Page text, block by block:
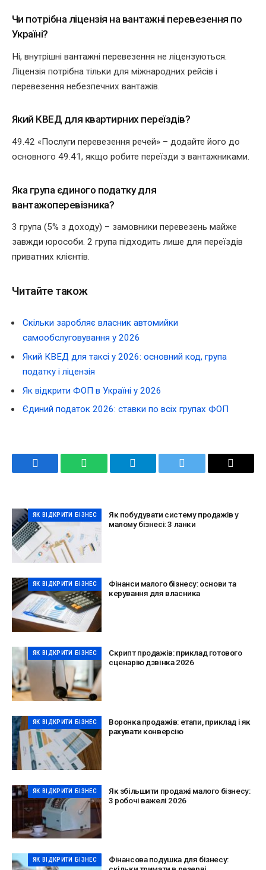
Чи потрібна ліцензія на вантажні перевезення по
Україні?
Ні, внутрішні вантажні перевезення не ліцензуються.
Ліцензія потрібна тільки для міжнародних рейсів і
перевезення небезпечних вантажів.
Який КВЕД для квартирних переїздів?
49.42 «Послуги перевезення речей» – додайте його до
основного 49.41, якщо робите переїзди з вантажниками.
Яка група єдиного податку для
вантажоперевізника?
3 група (5% з доходу) – замовники перевезень майже
завжди юрособи. 2 група підходить лише для переїздів
приватних клієнтів.
Читайте також
Скільки заробляє власник автомийки
самообслуговування у 2026
Який КВЕД для таксі у 2026: основний код, група
податку і ліцензія
Як відкрити ФОП в Україні у 2026
Єдиний податок 2026: ставки по всіх групах ФОП
Facebook WhatsApp Telegram Twitter Email
ЯК ВІДКРИТИ БІЗНЕС
Як побудувати систему продажів у
малому бізнесі: 3 ланки
ЯК ВІДКРИТИ БІЗНЕС
Фінанси малого бізнесу: основи та
керування для власника
ЯК ВІДКРИТИ БІЗНЕС
Скрипт продажів: приклад готового
сценарію дзвінка 2026
ЯК ВІДКРИТИ БІЗНЕС
Воронка продажів: етапи, приклад і як
рахувати конверсію
ЯК ВІДКРИТИ БІЗНЕС
Як збільшити продажі малого бізнесу:
3 робочі важелі 2026
ЯК ВІДКРИТИ БІЗНЕС
Фінансова подушка для бізнесу: